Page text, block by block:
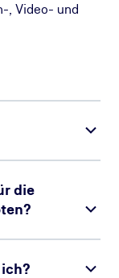
, Video- und
die